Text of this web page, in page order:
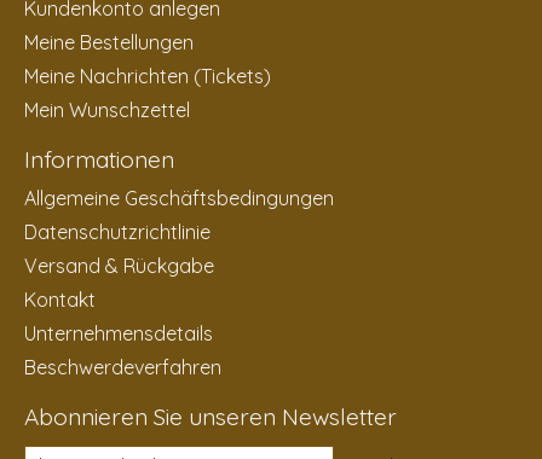
Kundenkonto anlegen
Meine Bestellungen
Meine Nachrichten (Tickets)
Mein Wunschzettel
Informationen
Allgemeine Geschäftsbedingungen
Datenschutzrichtlinie
Versand & Rückgabe
Kontakt
Unternehmensdetails
Beschwerdeverfahren
Abonnieren Sie unseren Newsletter